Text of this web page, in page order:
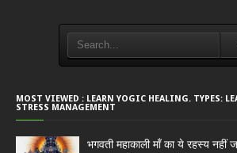
MOST VIEWED : LEARN YOGIC HEALING. TYPES:
STRESS MANAGEMENT
भगवती महाकाली माँ का ये रहस्य नहीं